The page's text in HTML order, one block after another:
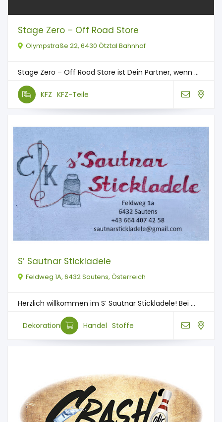
Stage Zero – Off Road Store
Olympstraße 22, 6430 Ötztal Bahnhof
Stage Zero – Off Road Store ist Dein Partner, wenn ...
KFZ KFZ-Teile
S’ Sautnar Stickladele
Feldweg 1A, 6432 Sautens, Österreich
Herzlich willkommen im S’ Sautnar Stickladele! Bei ...
Dekoration Handel Stoffe